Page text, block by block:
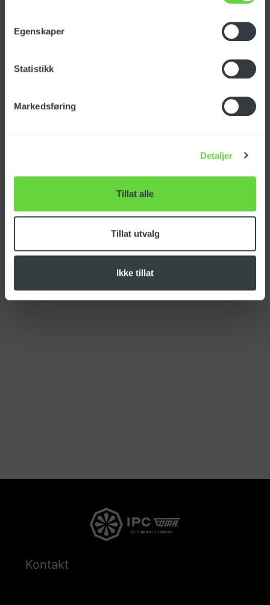
Egenskaper
Statistikk
Markedsføring
Detaljer
Tillat alle
Tillat utvalg
Ikke tillat
Org.nr: 915 740 243
Kontakt